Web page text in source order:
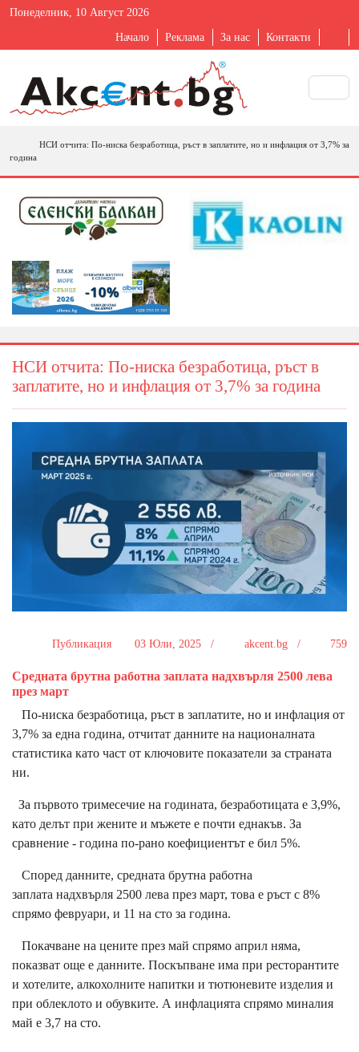
Понеделник, 10 Август 2026
Начало Реклама За нас Контакти
НСИ отчита: По-ниска безработица, ръст в заплатите, но и инфлация от 3,7% за
година
НСИ отчита: По-ниска безработица, ръст в
заплатите, но и инфлация от 3,7% за година
Публикация 03 Юли, 2025 / akcent.bg / 759
Средната брутна работна заплата надхвърля 2500 лева
през март
По-ниска безработица, ръст в заплатите, но и инфлация от
3,7% за една година, отчитат данните на националната
статистика като част от ключовите показатели за страната
ни.
За първото тримесечие на годината, безработицата е 3,9%,
като делът при жените и мъжете е почти еднакъв. За
сравнение - година по-рано коефициентът е бил 5%.
Според данните, средната брутна работна
заплата надхвърля 2500 лева през март, това е ръст с 8%
спрямо февруари, и 11 на сто за година.
Покачване на цените през май спрямо април няма,
показват още е данните. Поскъпване има при ресторантите
и хотелите, алкохолните напитки и тютюневите изделия и
при облеклото и обувките. А инфлацията спрямо миналия
май е 3,7 на сто.